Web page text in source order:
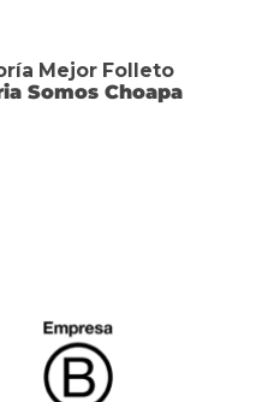
Mejor Folleto
Somos Choapa